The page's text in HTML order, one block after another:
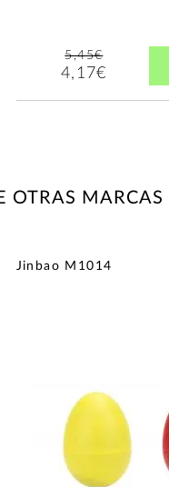
5,45€
4,17€
OTRAS MARCAS
a wishlist
Jinbao M1014